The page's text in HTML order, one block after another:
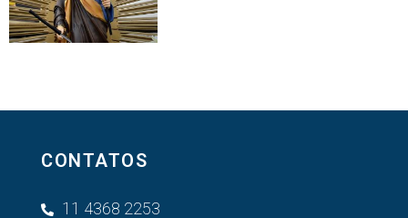
CONTATOS
11 4368 2253